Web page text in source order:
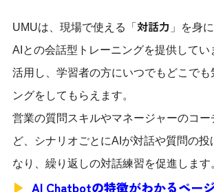
UMUは、現場で使える「 対話力 」を身
AIとの会話型トレーニングを提供してい
活用し、学習者の方にいつでもどこでも
ングをしてもらえます。
営業の質問スキルやマネージャーのコー
ど、シナリオごとにAIが対話や質問の投
なり、繰り返しの対話練習を促進します
︎AI Chatbotの特徴がわかるペー